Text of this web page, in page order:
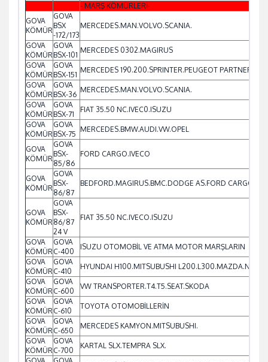
- MARŞ KÖMÜRLERİ-
GOVA
KÖMÜR
GOVA
BSX
-172/173
MERCEDES.MAN.VOLVO.SCANIA.
GOVA
KÖMÜR
GOVA
BSX-101
MERCEDES 0302.MAGIRUS
GOVA
KÖMÜR
GOVA
BSX-151
MERCEDES 190.200.SPRINTER.PEUGEOT
GOVA
KÖMÜR
GOVA
BSX-36
MERCEDES.MAN.VOLVO.SCANIA.
GOVA
KÖMÜR
GOVA
BSX-71
FIAT 35.50 NC.IVEC0.ISUZU
GOVA
KÖMÜR
GOVA
BSX-75
MERCEDES.BMW.AUDI.VW.OPEL
GOVA
KÖMÜR
GOVA
BSX-
85/86
FORD CARGO.IVECO
GOVA
KÖMÜR
GOVA
BSX-
86/87
BEDFORD.MAGIRUS.BMC.DODGE AS.FORD
GOVA
KÖMÜR
GOVA
BSX-
86/87
24 V
FIAT 35.50 NC.IVECO.ISUZU
GOVA
KÖMÜR
GOVA
C-400
ISUZU OTOMOBİL VE ATMA MOTOR MARŞLARIN
GOVA
KÖMÜR
GOVA
C-410
HYUNDAI H100.MITSUBUSHI
GOVA
KÖMÜR
GOVA
C-600
VW TRANSPORTER.T4.T5.SEAT.SKODA
GOVA
KÖMÜR
GOVA
C-610
TOYOTA OTOMOBİLLERİN
GOVA
KÖMÜR
GOVA
C-650
MERCEDES KAMYON.MITSUBUSHI.
GOVA
KÖMÜR
GOVA
C-700
KARTAL SLX.TEMPRA SLX.